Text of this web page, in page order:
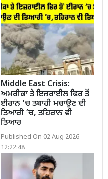
Middle East Crisis:
ਅਮਰੀਕਾ ਤੇ ਇਜ਼ਰਾਈਲ ਫਿਰ ਤੋਂ
ਈਰਾਨ ’ਚ ਤਬਾਹੀ ਮਚਾਉਣ ਦੀ
ਤਿਆਰੀ ’ਚ, ਤਹਿਰਾਨ ਵੀ
ਤਿਆਰ
Published On 02 Aug 2026
12:22:48